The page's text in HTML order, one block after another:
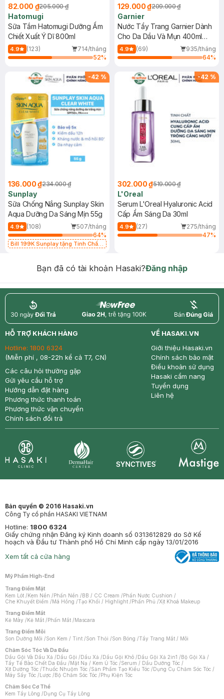
82.000 ₫205.000 ₫
Hatomugi
Sữa Tắm Hatomugi Dưỡng Ẩm
Chiết Xuất Ý Dĩ 800ml
4.9 (123)
714/tháng
52%
129.000 ₫209.000 ₫
Garnier
Nước Tẩy Trang Garnier Dành
Cho Da Dầu Và Mụn 400ml
(Mới)
4.9 (69)
935/tháng
64%
-42 %
136.000 ₫234.000 ₫
Sunplay
Sữa Chống Nắng Sunplay Skin
Aqua Dưỡng Da Sáng Mịn 55g
4.9 (108)
507/tháng
64%
Bill 199K Sunplay tặng Tinh Chất
-42 %
302.000 ₫519.000 ₫
L'Oreal
Serum L'Oreal Hyaluronic Acid
Cấp Ẩm Sáng Da 30ml
4.9 (27)
275/tháng
47%
Bạn đã có tài khoản Hasaki?Đăng nhập
return nowfree price
HỖ TRỢ KHÁCH HÀNG
Hotline: 1800 6324
(Miễn phí , 08-22h kể cả T7, CN)
Các câu hỏi thường gặp
Gửi yêu cầu hỗ trợ
Hướng dẫn đặt hàng
Phương thức thanh toán
Phương thức vận chuyển
Chính sách đổi trả
VỀ HASAKI.VN
Giới thiệu Hasaki.vn
Chính sách bảo mật
Điều khoản sử dụng
Hasaki cẩm nang
Tuyển dụng
Liên hệ
Bản quyền © 2016 Hasaki.vn
Công Ty cổ phần HASAKI VIETNAM
Hotline: 1800 6324
Giấy chứng nhận Đăng ký Kinh doanh số 0313612829 do Sở Kế
hoạch và Đầu tư Thành phố Hồ Chí Minh cấp ngày 13/01/2016
Xem tất cả cửa hàng
Mỹ Phẩm High-End
Trang Điểm Mặt
Kem Lót /Kem Nền /Phấn Nền /BB / CC Cream /Phấn Nước Cushion /
Che Khuyết Điểm /Má Hồng /Tạo Khối / Highlight /Phấn Phủ /Xịt Khoá Makeup
Trang Điểm Mắt
Kẻ Mày /Kẻ Mắt /Phấn Mắt /Mascara
Trang Điểm Môi
Son Dưỡng Môi /Son Kem / Tint /Son Thỏi /Son Bóng /Tẩy Trang Mắt / Môi
Chăm Sóc Tóc Và Da Đầu
Dầu Gội Và Dầu Xả /Dầu Gội /Dầu Xả /Dầu Gội Khô /Dầu Gội Xả 2in1 /Bộ Gội Xả /
Tẩy Tế Bào Chết Da Đầu /Mặt Nạ / Kem Ủ Tóc /Serum / Dầu Dưỡng Tóc /
Xịt Dưỡng Tóc /Thuốc Nhuộm Tóc /Sản Phẩm Tạo Kiểu Tóc /Dụng Cụ Chăm Sóc Tóc /
Máy Sấy Tóc /Lược /Bộ Chăm Sóc Tóc /Phụ Kiện Tóc
Chăm Sóc Cơ Thể
Kem Tẩy Lông /Dụng Cụ Tẩy Lông